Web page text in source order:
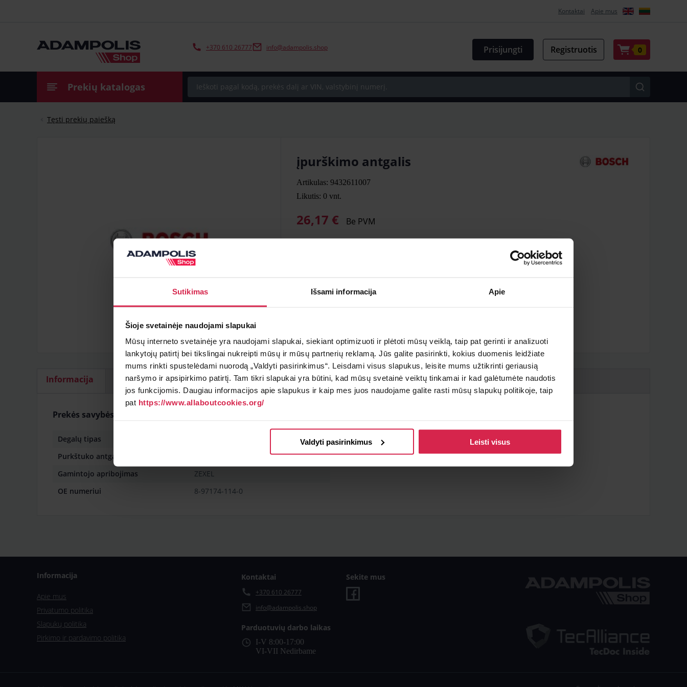
Sutikimas Išsami informacija Apie
Šioje svetainėje naudojami slapukai
Mūsų interneto svetainėje yra naudojami slapukai, siekiant optimizuoti ir plėtoti mūsų veiklą, taip pat gerinti ir analizuoti
lankytojų patirtį bei tikslingai nukreipti mūsų ir mūsų partnerių reklamą. Jūs galite pasirinkti, kokius duomenis leidžiate
mums rinkti spustelėdami nuorodą „Valdyti pasirinkimus“. Leisdami visus slapukus, leisite mums užtikrinti geriausią
naršymo ir apsipirkimo patirtį. Tam tikri slapukai yra būtini, kad mūsų svetainė veiktų tinkamai ir kad galėtumėte naudotis
jos funkcijomis. Daugiau informacijos apie slapukus ir kaip mes juos naudojame galite rasti mūsų slapukų politikoje, taip
pat https://www.allaboutcookies.org/
Valdyti pasirinkimus Leisti visus
Kontaktai Apie mus
+370 610 26777 info@adampolis.shop Prisijungti Registruotis 0
Prekių katalogas
Tęsti prekių paiešką
įpurškimo antgalis
Artikulas: 9432611007
Likutis: 0 vnt.
26,17 € Be PVM
Pakuotės informacija 1
Informacija Pristatymo sąlygos Papildomi artikulai
Prekės savybės
Degalų tipas
Purkštuko antgalis
Gamintojo apribojimas
ZEXEL
OE numeriui
8-97174-114-0
TECDOC: įpurškimo antgalis
BOSCH
Informacija
Apie mus
Privatumo politika
Slapukų politika
Pirkimo ir pardavimo politika
Kontaktai
+370 610 26777
info@adampolis.shop
Sekite mus
Parduotuvių darbo laikas
I-V 8:00-17:00
VI-VII Nedirbame